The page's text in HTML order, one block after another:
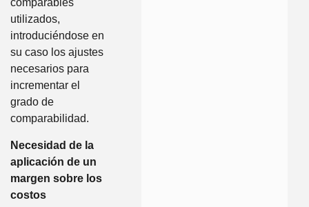
comparables
utilizados,
introduciéndose en
su caso los ajustes
necesarios para
incrementar el
grado de
comparabilidad.
Necesidad de la
aplicación de un
margen sobre los
costos